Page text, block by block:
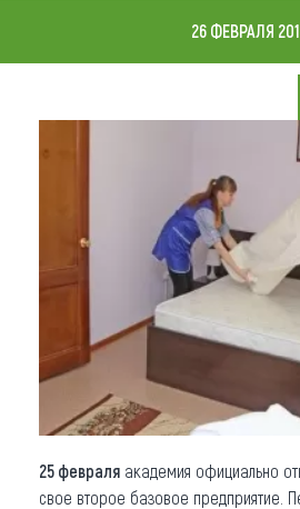
Карта
Что привезти (сувениры)
Коллекция впечатлений
Другие рубрики
26 ФЕВРАЛЯ
25 февраля академия официально
свое второе базовое предприятие.